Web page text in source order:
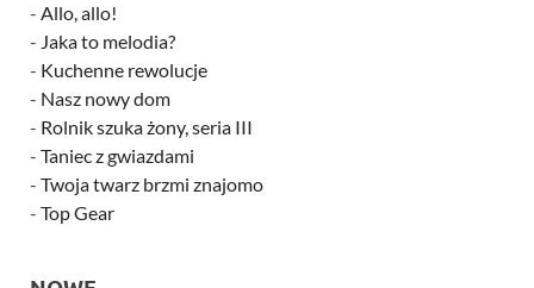
- Allo, allo!
- Jaka to melodia?
- Kuchenne rewolucje
- Nasz nowy dom
- Rolnik szuka żony, seria III
- Taniec z gwiazdami
- Twoja twarz brzmi znajomo
- Top Gear